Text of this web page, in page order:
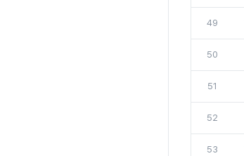
49
50
51
52
53